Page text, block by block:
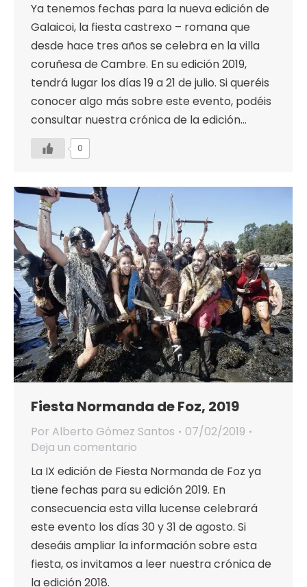
Ya tenemos fechas para la nueva edición de
Galaicoi, la fiesta castrexo – romana que
desde hace tres años se celebra en la villa
coruñesa de Cambre. En su edición 2019,
tendrá lugar los días 19 a 21 de julio. Si queréis
conocer algo más sobre este evento, podéis
consultar nuestra crónica de la edición…
0
Fiesta Normanda de Foz, 2019
Por Alberto Gómez Santos
07/02/2019
Deja un comentario
La IX edición de Fiesta Normanda de Foz ya
tiene fechas para su edición 2019. En
consecuencia esta villa lucense celebrará
este evento los días 30 y 31 de agosto. Si
deseáis ampliar la información sobre esta
fiesta, os invitamos a leer nuestra crónica de
la edición 2018.